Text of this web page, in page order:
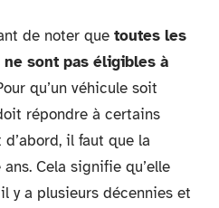
de noter que toutes les
sont pas éligibles à
qu’un véhicule soit
répondre à certains
il faut que la
Cela signifie qu’elle
y a plusieurs décennies et